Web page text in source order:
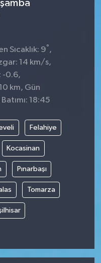
Sıcaklık: 9° ,
14 km/s,
-0.6,
km, Gün
18:45
Felahiye
Kocasinan
Pınarbaşı
Tomarza